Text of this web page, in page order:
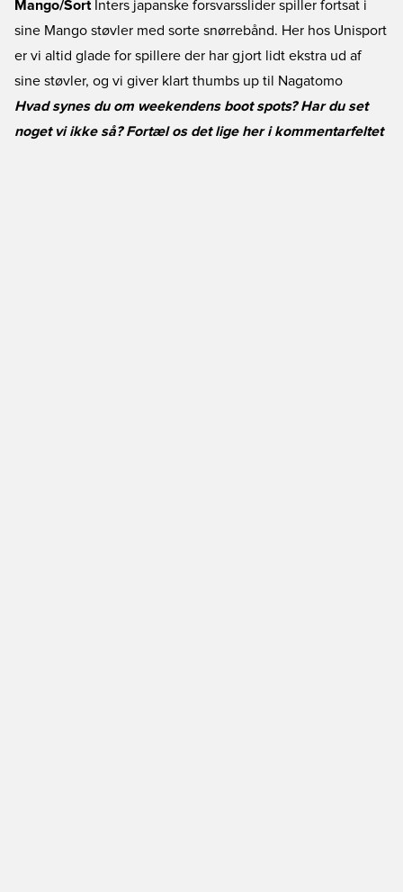
Mango/Sort Inters japanske forsvarsslider spiller fortsat i
sine Mango støvler med sorte snørrebånd. Her hos Unisport
er vi altid glade for spillere der har gjort lidt ekstra ud af
sine støvler, og vi giver klart thumbs up til Nagatomo
Hvad synes du om weekendens boot spots? Har du set
noget vi ikke så? Fortæl os det lige her i kommentarfeltet